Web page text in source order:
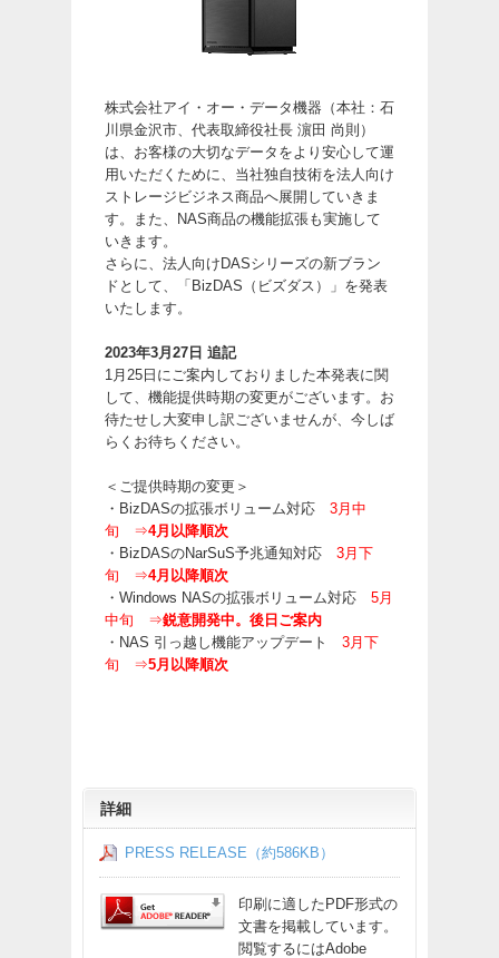
株式会社アイ・オー・データ機器（本社：石
川県金沢市、代表取締役社長 濵田 尚則）
は、お客様の大切なデータをより安心して運
用いただくために、当社独自技術を法人向け
ストレージビジネス商品へ展開していきま
す。また、NAS商品の機能拡張も実施して
いきます。
さらに、法人向けDASシリーズの新ブラン
ドとして、「BizDAS（ビズダス）」を発表
いたします。
2023年3月27日 追記
1月25日にご案内しておりました本発表に関
して、機能提供時期の変更がございます。お
待たせし大変申し訳ございませんが、今しば
らくお待ちください。
＜ご提供時期の変更＞
・BizDASの拡張ボリューム対応 3月中
旬 ⇒4月以降順次
・BizDASのNarSuS予兆通知対応 3月下
旬 ⇒4月以降順次
・Windows NASの拡張ボリューム対応 5月
中旬 ⇒鋭意開発中。後日ご案内
・NAS 引っ越し機能アップデート 3月下
旬 ⇒5月以降順次
詳細
PRESS RELEASE（約586KB）
印刷に適したPDF形式の
文書を掲載しています。
閲覧するにはAdobe